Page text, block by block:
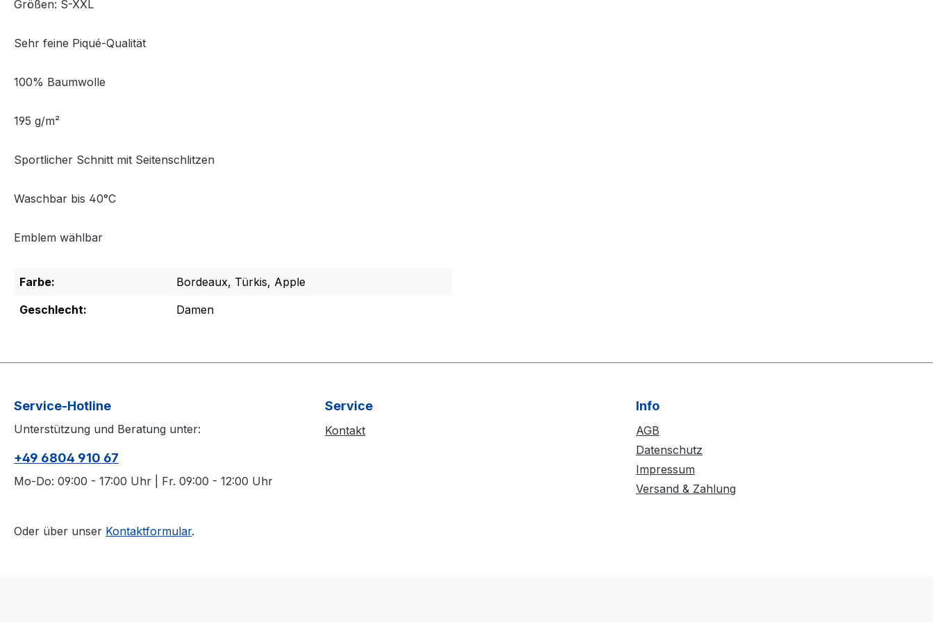
Größen: S-XXL
Sehr feine Piqué-Qualität
100% Baumwolle
195 g/m²
Sportlicher Schnitt mit Seitenschlitzen
Waschbar bis 40°C
Emblem wählbar
Farbe:
Bordeaux, Türkis, Apple
Geschlecht:
Damen
Service-Hotline
Unterstützung und Beratung unter:
+49 6804 910 67
Mo-Do: 09:00 - 17:00 Uhr | Fr. 09:00 - 12:00 Uhr
Oder über unser Kontaktformular.
Service
Kontakt
Info
AGB
Datenschutz
Impressum
Versand & Zahlung